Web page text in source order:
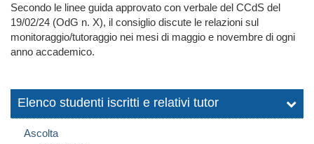
Secondo le linee guida approvato con verbale del CCdS del
19/02/24 (OdG n. X), il consiglio discute le relazioni sul
monitoraggio/tutoraggio nei mesi di maggio e novembre di ogni
anno accademico.
Elenco studenti iscritti e relativi tutor
Ascolta